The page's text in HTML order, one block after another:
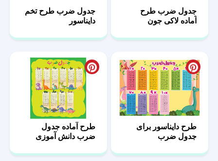
جدول ضرب طرح
آماده لاکی جون
دایناسور
طرح دایناسور برای
جدول ضرب
طرح آماده جدول
ضرب دانش آموزی